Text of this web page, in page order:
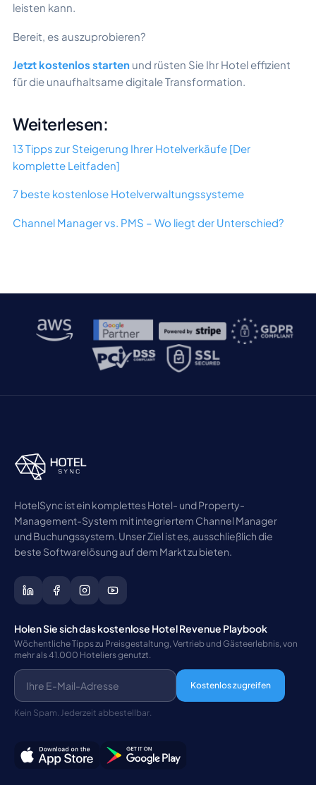
leisten kann.
Bereit, es auszuprobieren?
Jetzt kostenlos starten und rüsten Sie Ihr Hotel effizient
für die unaufhaltsame digitale Transformation.
Weiterlesen:
13 Tipps zur Steigerung Ihrer Hotelverkäufe [Der
komplette Leitfaden]
7 beste kostenlose Hotelverwaltungssysteme
Channel Manager vs. PMS – Wo liegt der Unterschied?
HotelSync ist ein komplettes Hotel- und Property-
Management-System mit integriertem Channel Manager
und Buchungssystem. Unser Ziel ist es, ausschließlich die
beste Softwarelösung auf dem Markt zu bieten.
Holen Sie sich das kostenlose Hotel Revenue Playbook
Wöchentliche Tipps zu Preisgestaltung, Vertrieb und Gästeerlebnis, von
mehr als 41.000 Hoteliers genutzt.
Kostenlos zugreifen
Kein Spam. Jederzeit abbestellbar.